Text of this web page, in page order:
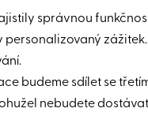
správnou
zážitek.
budeme sdílet se
nebudete